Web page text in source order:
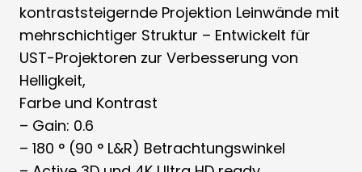
kontraststeigernde Projektion Leinwände mit
mehrschichtiger Struktur – Entwickelt für
UST-Projektoren zur Verbesserung von
Helligkeit,
Farbe und Kontrast
– Gain: 0.6
– 180 ° (90 ° L&R) Betrachtungswinkel